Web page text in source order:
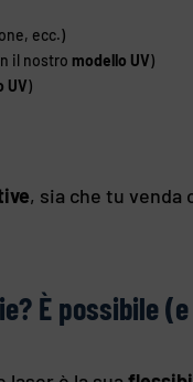
ecc.)
il nostro modello UV)
UV)
, sia che tu
È possibile